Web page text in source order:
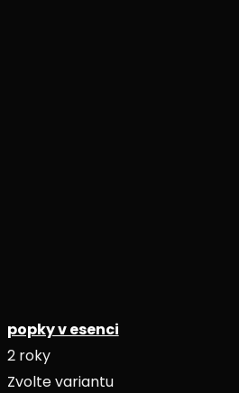
popky v esenci
2 roky
Zvolte variantu